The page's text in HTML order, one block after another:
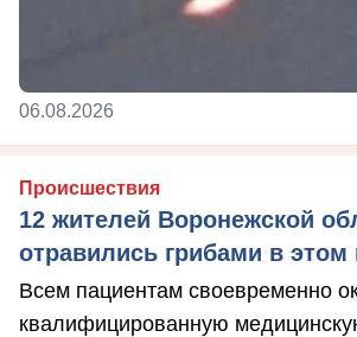
06.08.2026
Происшествия
12 жителей Воронежской
отравились грибами в этом
Всем пациентам своевременно
квалифицированную